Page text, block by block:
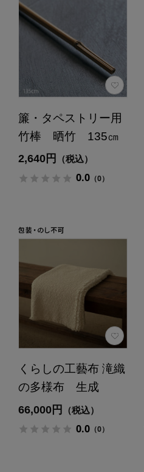
簾・タペストリー用
竹棒 晒竹 135㎝
2,640円 （税込）
0.0（0）
くらしの工藝布 滝織
の多様布 生成
66,000円 （税込）
0.0（0）